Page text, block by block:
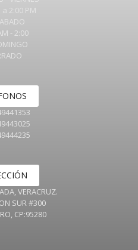
a 2:00 PM
- 2:00
VERACRUZ.
SUR #300
CP:95280